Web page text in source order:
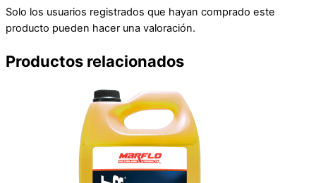
Solo los usuarios registrados que hayan comprado este
producto pueden hacer una valoración.
Productos relacionados